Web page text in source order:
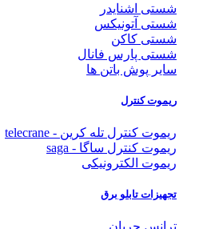
شستی اشنایدر
شستی آتونیکس
شستی کاکن
شستی پارس فانال
سایر پوش باتن ها
ریموت کنترل
ریموت کنترل تله کرین - telecrane
ریموت کنترل ساگا - saga
ریموت الکترونیکی
تجهیزات تابلو برق